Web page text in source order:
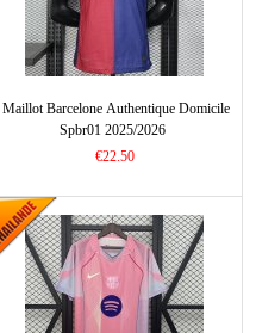
Maillot Barcelone Authentique Domicile
Spbr01 2025/2026
€22.50